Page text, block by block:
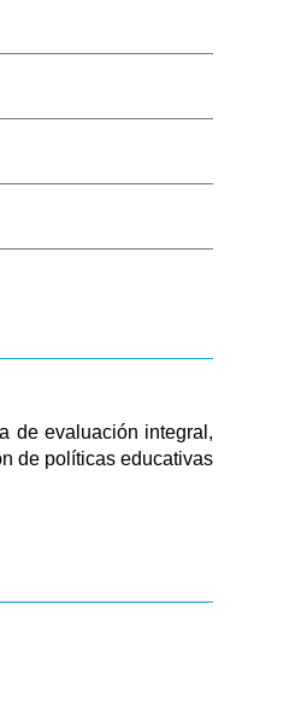
evaluación integral,
de políticas educativas